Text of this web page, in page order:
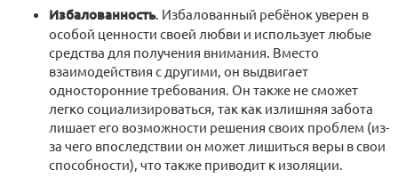
Избалованность. Избалованный ребёнок уверен в
особой ценности своей любви и использует любые
средства для получения внимания. Вместо
взаимодействия с другими, он выдвигает
односторонние требования. Он также не сможет
легко социализироваться, так как излишняя забота
лишает его возможности решения своих проблем (из-
за чего впоследствии он может лишиться веры в свои
способности), что также приводит к изоляции.